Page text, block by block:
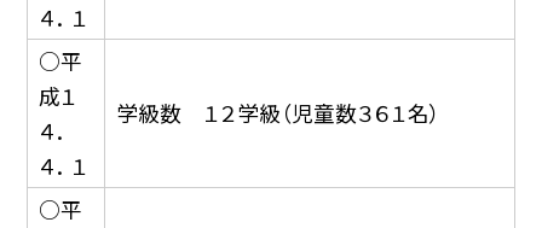
４． １
○平
成１
４．
４． １
学級数 １２学級（児童数３６１名）
○平